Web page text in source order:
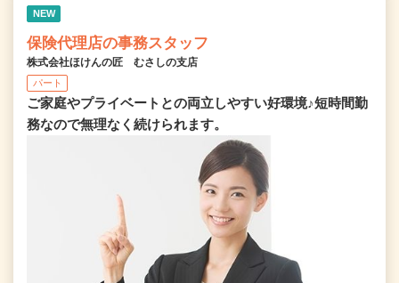
NEW
保険代理店の事務スタッフ
株式会社ほけんの匠 むさしの支店
パート
ご家庭やプライベートとの両立しやすい好環境♪短時間勤
務なので無理なく続けられます。